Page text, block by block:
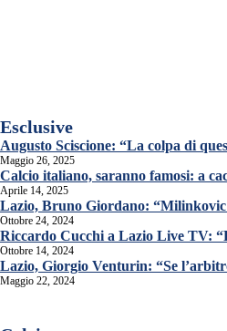
Esclusive
Augusto Sciscione: “La colpa di
Maggio 26, 2025
Calcio italiano, saranno famosi: a
Aprile 14, 2025
Lazio, Bruno Giordano: “Milinkovic
Ottobre 24, 2024
Riccardo Cucchi a Lazio Live TV:
Ottobre 14, 2024
Lazio, Giorgio Venturin: “Se
Maggio 22, 2024